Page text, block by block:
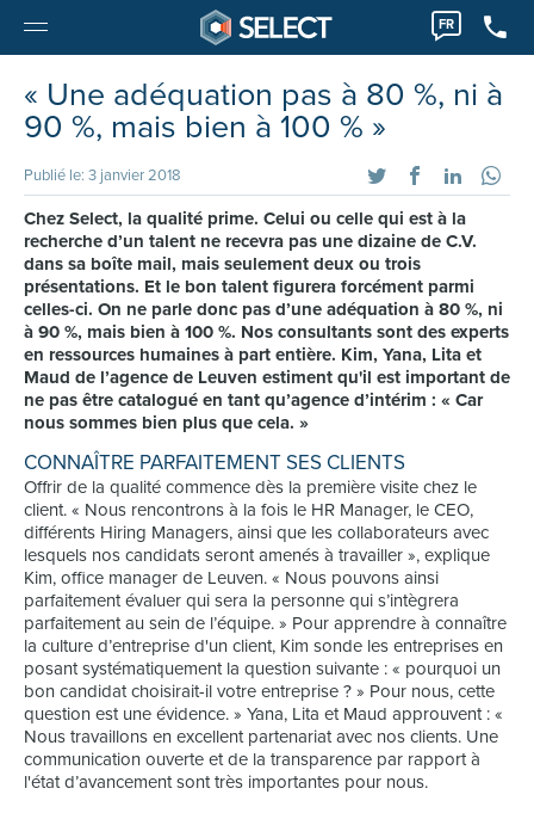
FR
« Une adéquation pas à 80 %, ni à
90 %, mais bien à 100 % »
Publié le: 3 janvier 2018
Chez Select, la qualité prime. Celui ou celle qui est à la
recherche d’un talent ne recevra pas une dizaine de C.V.
dans sa boîte mail, mais seulement deux ou trois
présentations. Et le bon talent figurera forcément parmi
celles-ci. On ne parle donc pas d’une adéquation à 80 %, ni
à 90 %, mais bien à 100 %. Nos consultants sont des experts
en ressources humaines à part entière. Kim, Yana, Lita et
Maud de l’agence de Leuven estiment qu'il est important de
ne pas être catalogué en tant qu’agence d’intérim : « Car
nous sommes bien plus que cela. »
CONNAÎTRE PARFAITEMENT SES CLIENTS
Offrir de la qualité commence dès la première visite chez le
client. « Nous rencontrons à la fois le HR Manager, le CEO,
différents Hiring Managers, ainsi que les collaborateurs avec
lesquels nos candidats seront amenés à travailler », explique
Kim, office manager de Leuven. « Nous pouvons ainsi
parfaitement évaluer qui sera la personne qui s’intègrera
parfaitement au sein de l’équipe. » Pour apprendre à connaître
la culture d’entreprise d'un client, Kim sonde les entreprises en
posant systématiquement la question suivante : « pourquoi un
bon candidat choisirait-il votre entreprise ? » Pour nous, cette
question est une évidence. » Yana, Lita et Maud approuvent : «
Nous travaillons en excellent partenariat avec nos clients. Une
communication ouverte et de la transparence par rapport à
l'état d’avancement sont très importantes pour nous.